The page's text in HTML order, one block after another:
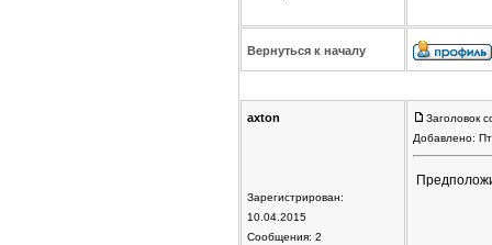
Вернуться к началу
axton
Зарегистрирован:
10.04.2015
Сообщения: 2
Заголовок
Добавлено: